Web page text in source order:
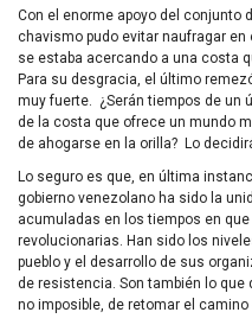
Con el enorme apoyo del conjunto
chavismo pudo evitar naufragar
se estaba acercando a una costa
Para su desgracia, el último
muy fuerte. ¿Serán tiempos de un
de la costa que ofrece un mundo
de ahogarse en la orilla? Lo
Lo seguro es que, en última
gobierno venezolano ha sido la
acumuladas en los tiempos en
revolucionarias. Han sido los
pueblo y el desarrollo de sus
de resistencia. Son también lo que
no imposible, de retomar el